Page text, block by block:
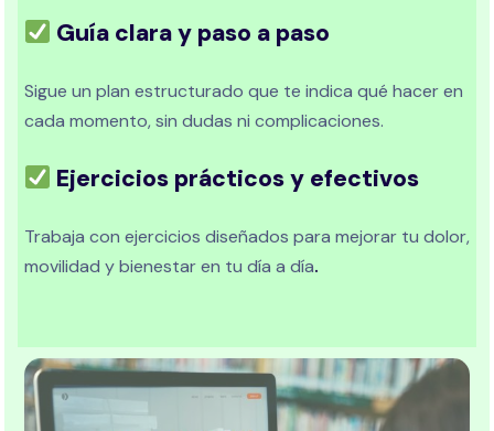
Guía clara y paso a paso
Sigue un plan estructurado que te indica qué hacer en
cada momento, sin dudas ni complicaciones.
Ejercicios prácticos y efectivos
Trabaja con ejercicios diseñados para mejorar tu dolor,
movilidad y bienestar en tu día a día.